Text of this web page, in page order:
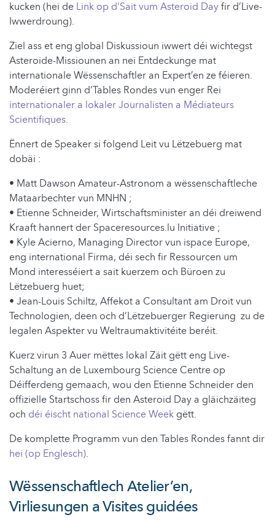
kucken (hei de Link op d'Sait vum Asteroid Dayfir d’Live-
Iwwerdroung).
Ziel ass et eng global Diskussioun iwwert déi wichtegst
Asteroide-Missiounen an nei Entdeckunge mat
internationale Wëssenschaftler an Expert’en ze féieren.
Moderéiert ginn d’Tables Rondes vun enger Rei
internationaler a lokaler Journalisten a Médiateurs
Scientifiques.
Ënnert de Speaker si folgend Leit vu Lëtzebuerg mat
dobäi :
• Matt Dawson Amateur-Astronom a wëssenschaftleche
Mataarbechter vun MNHN ;
• Etienne Schneider, Wirtschaftsminister an déi dreiwend
Kraaft hannert der Spaceresources.lu Initiative ;
• Kyle Acierno, Managing Director vun ispace Europe,
eng international Firma, déi sech fir Ressourcen um
Mond interesséiert a sait kuerzem och Büroen zu
Lëtzebuerg huet;
• Jean-Louis Schiltz, Affekot a Consultant am Droit vun
Technologien, deen och d’Lëtzebuerger Regierung zu de
legalen Aspekter vu Weltraumaktivitéite beréit.
Kuerz virun 3 Auer mëttes lokal Zäit gëtt eng Live-
Schaltung an de Luxembourg Science Centre op
Déifferdeng gemaach, wou den Etienne Schneider den
offizielle Startschoss fir den Asteroid Day a gläichzäiteg
och déi éischt national Science Week gëtt.
De komplette Programm vun den Tables Rondes fannt dir
hei (op Englesch).
Wëssenschaftlech Atelier’en,
Virliesungen a Visites guidées